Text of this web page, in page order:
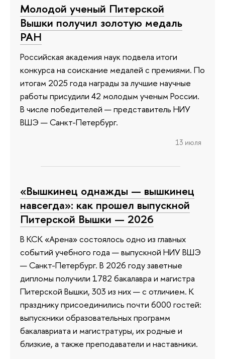
Молодой ученый Питерской
Вышки получил золотую медаль
РАН
Российская академия наук подвела итоги
конкурса на соискание медалей с премиями. По
итогам 2025 года награды за лучшие научные
работы присудили 42 молодым ученым России.
В числе победителей — представитель НИУ
ВШЭ — Санкт-Петербург.
13 июля
«Вышкинец однажды — вышкинец
навсегда»: как прошел выпускной
Питерской Вышки — 2026
В КСК «Арена» состоялось одно из главных
событий учебного года — выпускной НИУ ВШЭ
— Санкт-Петербург. В 2026 году заветные
дипломы получили 1782 бакалавра и магистра
Питерской Вышки, 303 из них — с отличием. К
празднику присоединились почти 6000 гостей:
выпускники образовательных программ
бакалавриата и магистратуры, их родные и
близкие, а также преподаватели и наставники.